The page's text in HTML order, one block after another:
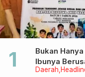
Daerah
Bukan
Ibunya
Juga